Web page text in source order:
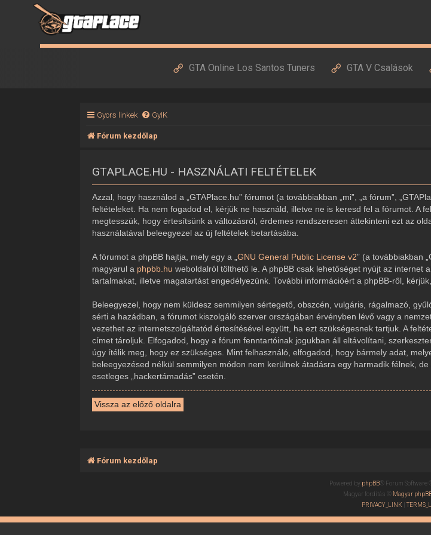
GTA Online Los Santos Tuners GTA V Csalások
Gyors linkek GyIK
Fórum kezdőlap
GTAPLACE.HU - HASZNÁLATI FELTÉTELEK
Azzal, hogy használod a „GTAPlace.hu” fórumot (a továbbiakban „mi”, „a fórum”,
feltételeket. Ha nem fogadod el, kérjük ne használd, illetve ne is keresd fel a fórumot. A
megtesszük, hogy értesítsünk a változásról, érdemes rendszeresen áttekinteni ezt az
használatával beleegyezel az új feltételek betartásába.
A fórumot a phpBB hajtja, mely egy a „GNU General Public License v2” (a továbbiakban
magyarul a phpbb.hu weboldalról tölthető le. A phpBB csak lehetőséget nyújt az
tartalmakat, illetve magatartást engedélyezünk. További információért a phpBB-ről,
Beleegyezel, hogy nem küldesz semmilyen sértegető, obszcén, vulgáris, rágalmazó,
sérti a hazádban, a fórumot kiszolgáló szerver országában érvényben lévő vagy a
vezethet az internetszolgáltatód értesítésével együtt, ha ezt szükségesnek tartjuk. A
címet tároljuk. Elfogadod, hogy a fórum fenntartóinak jogukban áll eltávolítani,
úgy ítélik meg, hogy ez szükséges. Mint felhasználó, elfogadod, hogy bármely adat,
beleegyezésed nélkül semmilyen módon nem kerülnek átadásra egy harmadik félnek,
esetleges „hackertámadás” esetén.
Vissza az előző oldalra
Fórum kezdőlap
Powered by phpBB® Forum Software
Magyar fordítás © Magyar
PRIVACY_LINK |